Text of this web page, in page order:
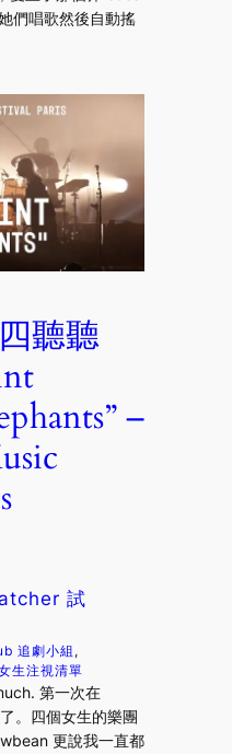
們唱歌然後自動搖
聽聽
–
試
追劇小組
生注視清單
第一次在
。四個女生的樂團
更說我一直都